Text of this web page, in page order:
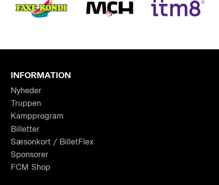
INFORMATION
Nyheder
Truppen
Kampprogram
Billetter
Sæsonkort / BilletFlex
Sponsorer
FCM Shop